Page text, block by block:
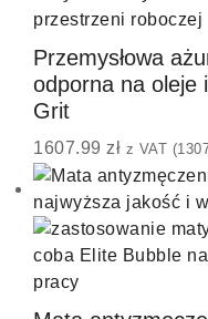
Przemysłowa
odporna na oleje
Grit
1607.99 zł z VAT (